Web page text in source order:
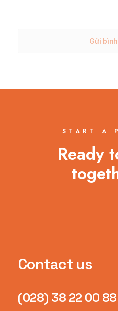
START A
Ready
Contact us
(028) 38 22 00 88